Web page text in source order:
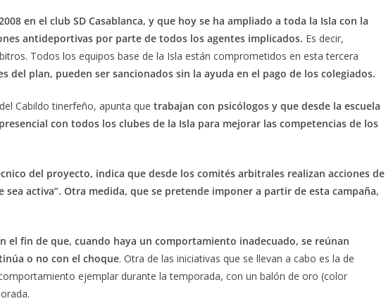
en el club SD Casablanca, y que hoy se ha ampliado a toda la Isla con la
antideportivas por parte de todos los agentes implicados. Es decir,
Todos los equipos base de la Isla están comprometidos en esta tercera
del plan, pueden ser sancionados sin la ayuda en el pago de los colegiados.
Cabildo tinerfeño, apunta que trabajan con psicólogos y que desde la escuela
con todos los clubes de la Isla para mejorar las competencias de los
del proyecto, indica que desde los comités arbitrales realizan acciones de
activa”. Otra medida, que se pretende imponer a partir de esta campaña,
el fin de que, cuando haya un comportamiento inadecuado, se reúnan
o no con el choque. Otra de las iniciativas que se llevan a cabo es la de
ejemplar durante la temporada, con un balón de oro (color